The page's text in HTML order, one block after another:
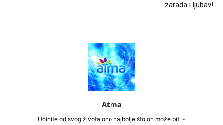
zarada i ljubav!
Atma
Učinite od svog života ono najbolje što on može biti -